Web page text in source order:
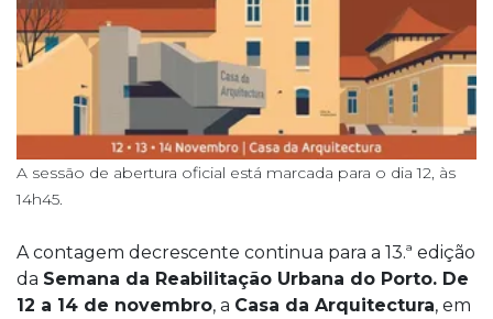
A sessão de abertura oficial está marcada para o dia 12, às
14h45.
A contagem decrescente continua para a 13.ª edição
da Semana da Reabilitação Urbana do Porto. De
12 a 14 de novembro, a Casa da Arquitectura, em